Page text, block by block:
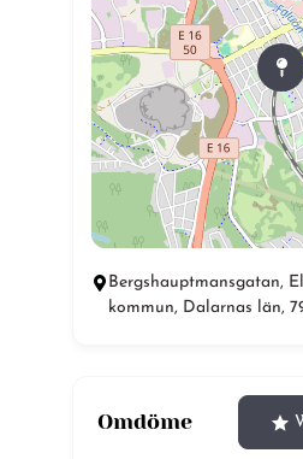
Bergshauptmansgatan,
kommun, Dalarnas län,
Omdöme